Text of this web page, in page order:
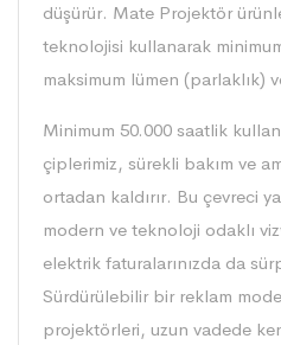
düşürür. Mate Projektör
teknolojisi kullanarak
maksimum lümen (parlaklık)
Minimum 50.000 saatlik
çiplerimiz, sürekli bakım ve
ortadan kaldırır. Bu çevreci
modern ve teknoloji odaklı
elektrik faturalarınızda da
Sürdürülebilir bir reklam
projektörleri, uzun vadede